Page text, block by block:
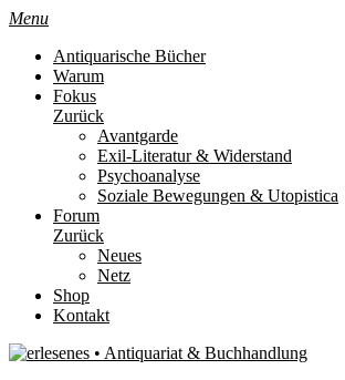
Menu
Antiquarische Bücher
Warum
Fokus
Zurück
Avantgarde
Exil-Literatur & Widerstand
Psychoanalyse
Soziale Bewegungen & Utopistica
Forum
Zurück
Neues
Netz
Shop
Kontakt